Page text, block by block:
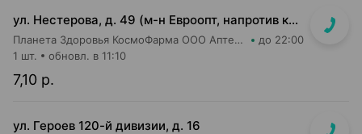
ул. Нестерова, д. 49 (м-н Евроопт, напротив касс)
Планета Здоровья КосмоФарма ООО Аптека №5 до 22:00
7,10 р.
1 шт. обновл. в 11:10
ул. Героев 120-й дивизии, д. 16